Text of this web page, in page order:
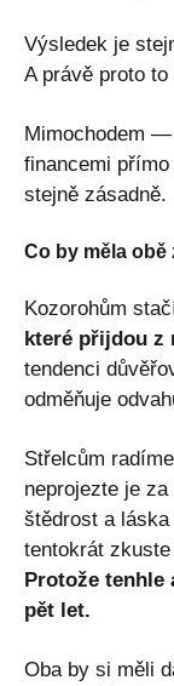
Výsledek je
A právě proto
Mimochodem —
financemi
stejně zásadně.
Co by měla obě
Kozorohům
které přijdou z
tendenci
odměňuje
Střelcům
neprojezte je
štědrost a
tentokrát
Protože tenhle
pět let.
Oba by si měli